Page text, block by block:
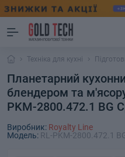
Техніка для кухні
Планетарний
блендером та
PKM-2800.472.1 BG
Виробник: Royalty Line
Модель: RL-PKM-2800.472.1